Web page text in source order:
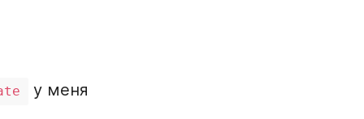
у меня